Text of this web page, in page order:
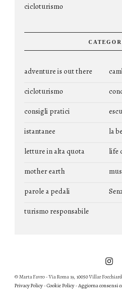
cicloturismo
adventure is out there
cicloturismo
consigli pratici
istantanee la
letture in alta quota life
mother earth
parole a pedali
turismo responsabile
© Marta Favro - Via Roma 19, 10050 Villar
Privacy Policy-Cookie Policy-Aggiorna consensi